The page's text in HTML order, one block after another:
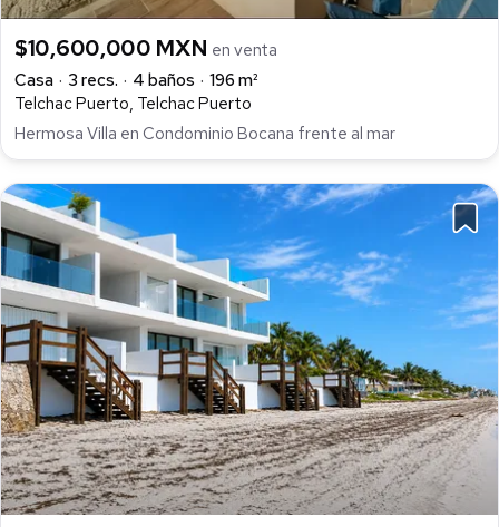
$10,600,000 MXN en venta
Casa
3 recs. 4 baños
196 m²
Telchac Puerto, Telchac Puerto
Hermosa Villa en Condominio Bocana frente al mar